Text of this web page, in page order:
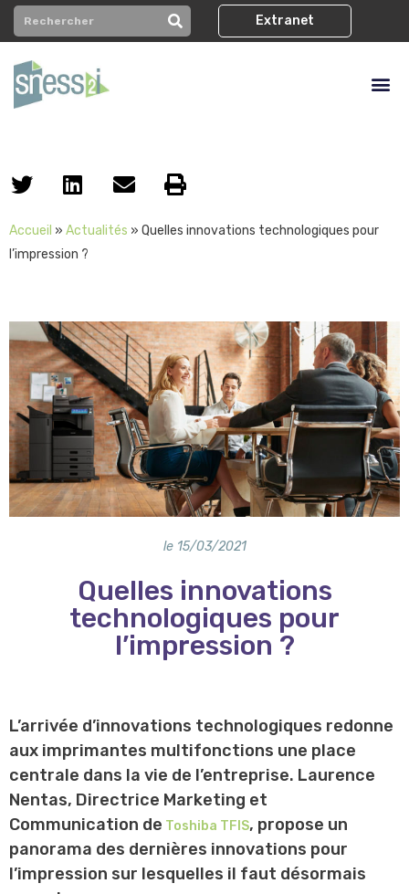
Extranet
Accueil » Actualités » Quelles innovations technologiques pour
l’impression ?
le 15/03/2021
Quelles innovations
technologiques pour
l’impression ?
L’arrivée d’innovations technologiques redonne
aux imprimantes multifonctions une place
centrale dans la vie de l’entreprise. Laurence
Nentas, Directrice Marketing et
Communication de Toshiba TFIS, propose un
panorama des dernières innovations pour
l’impression sur lesquelles il faut désormais